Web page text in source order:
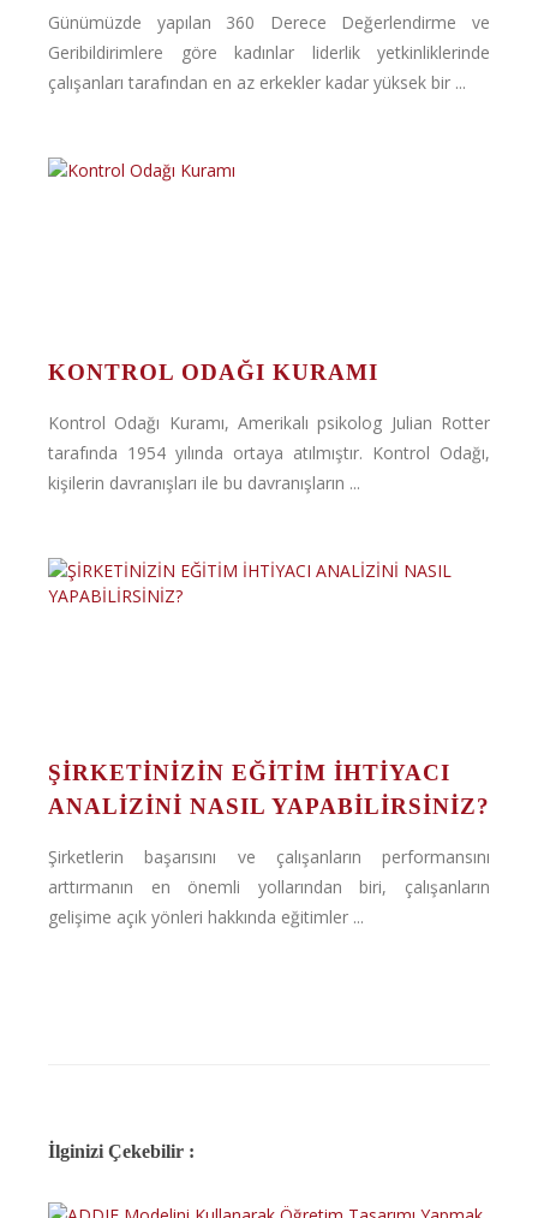
Günümüzde yapılan 360 Derece Değerlendirme ve
Geribildirimlere göre kadınlar liderlik yetkinliklerinde
çalışanları tarafından en az erkekler kadar yüksek bir ...
KONTROL ODAĞI KURAMI
Kontrol Odağı Kuramı, Amerikalı psikolog Julian Rotter
tarafında 1954 yılında ortaya atılmıştır. Kontrol Odağı,
kişilerin davranışları ile bu davranışların ...
ŞİRKETİNİZİN EĞİTİM İHTİYACI
ANALİZİNİ NASIL YAPABİLİRSİNİZ?
Şirketlerin başarısını ve çalışanların performansını
arttırmanın en önemli yollarından biri, çalışanların
gelişime açık yönleri hakkında eğitimler ...
İlginizi Çekebilir :